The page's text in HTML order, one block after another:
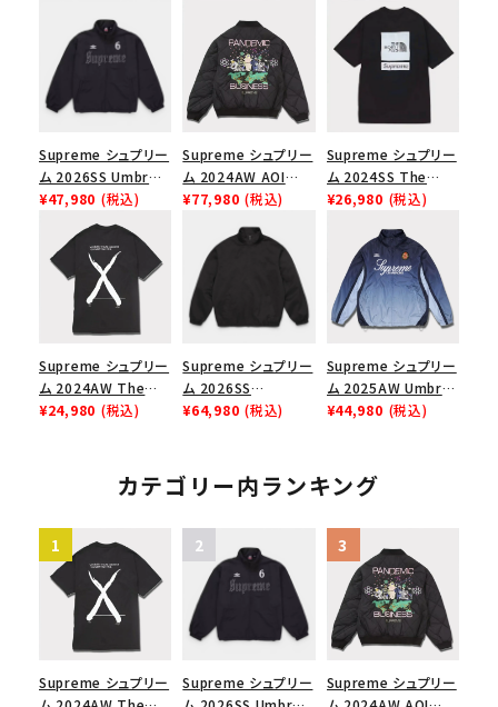
Supreme シュプリー
ム 2026SS Umbro
Rhinestone Track
Jacket アンブロ ラ
インストーン トラック
ジャケット ブラック
¥47,980 (税込)
Supreme シュプリー
ム 2024AW AOI
Quilted Work
ッドワークジャケット
ブラック 黒
¥77,980 (税込)
Supreme シュプリー
ム 2024SS The
North Face S/S
イスショートスリーブ
トップTシャツ ブラッ
ク 黒
¥26,980 (税込)
Supreme シュプリー
ム 2024AW The
North Face S/S
トップTシャツ ブラッ
¥24,980 (税込)
Supreme シュプリー
ム 2026SS
Harrington
¥64,980 (税込)
Supreme シュプリー
ム 2025AW Umbro
Gradient Track
ジャケット ネイビー
¥44,980 (税込)
カテゴリー内ランキング
Supreme シュプリー
Supreme シュプリー
Supreme シュプリー